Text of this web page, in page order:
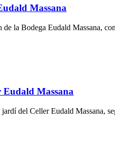
Massana
la Bodega Eudald Massana,
Massana
del Celler Eudald Massana,